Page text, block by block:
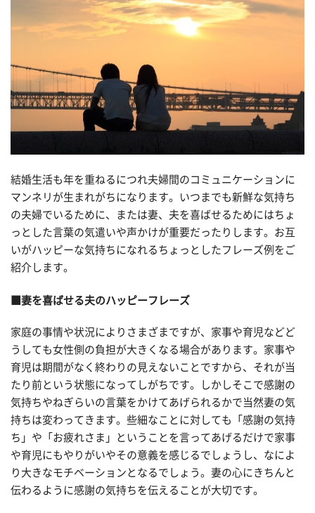
結婚生活も年を重ねるにつれ夫婦間のコミュニケーションに
マンネリが生まれがちになります。いつまでも新鮮な気持ち
の夫婦でいるために、または妻、夫を喜ばせるためにはちょ
っとした言葉の気遣いや声かけが重要だったりします。お互
いがハッピーな気持ちになれるちょっとしたフレーズ例をご
紹介します。
■妻を喜ばせる夫のハッピーフレーズ
家庭の事情や状況によりさまざまですが、家事や育児などど
うしても女性側の負担が大きくなる場合があります。家事や
育児は期間がなく終わりの見えないことですから、それが当
たり前という状態になってしがちです。しかしそこで感謝の
気持ちやねぎらいの言葉をかけてあげられるかで当然妻の気
持ちは変わってきます。些細なことに対しても「感謝の気持
ち」や「お疲れさま」ということを言ってあげるだけで家事
や育児にもやりがいやその意義を感じるでしょうし、なによ
り大きなモチベーションとなるでしょう。妻の心にきちんと
伝わるように感謝の気持ちを伝えることが大切です。